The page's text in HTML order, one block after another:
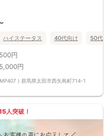
！
い。
自由
ハイステータス 40代向け 50代向
500円
5,000円
) 群馬県太田市西矢島町714-1
人突破！